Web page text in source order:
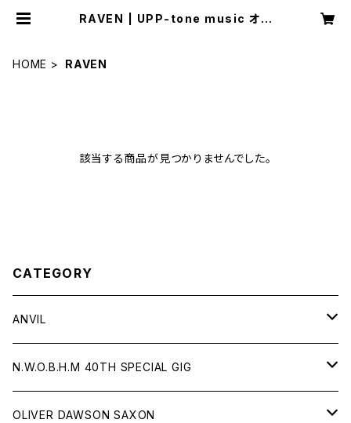
RAVEN | UPP-tone music オン
HOME RAVEN
該当する商品が見つかりませんでした。
CATEGORY
ANVIL
オリジナルチケット
N.W.O.B.H.M 40TH SPECIAL GIG
オリジナルチケット
OLIVER DAWSON SAXON